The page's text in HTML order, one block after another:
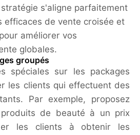
s'aligne parfaitement
efficaces de vente croisée et
améliorer vos
globales.
groupés
spéciales sur les packages
les clients qui effectuent des
Par exemple, proposez
de beauté à un prix
les clients à obtenir les